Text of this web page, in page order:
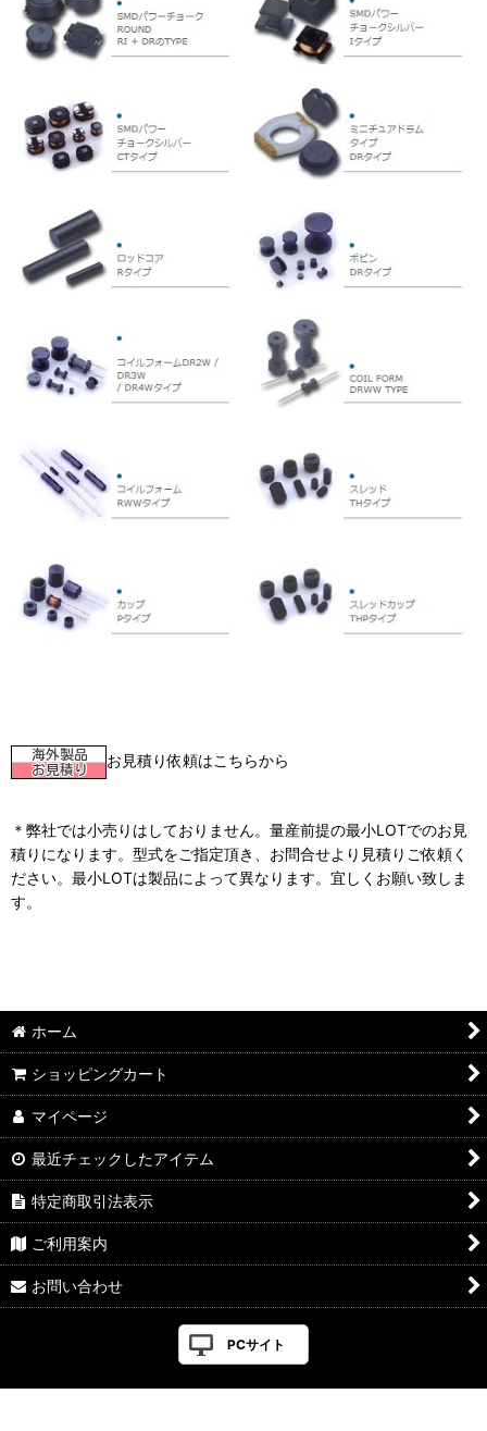
お見積り依頼はこちらから
＊弊社では小売りはしておりません。量産前提の最小LOTでのお見
積りになります。型式をご指定頂き、お問合せより見積りご依頼く
ださい。最小LOTは製品によって異なります。宜しくお願い致しま
す。
ホーム
ショッピングカート
マイページ
最近チェックしたアイテム
特定商取引法表示
ご利用案内
お問い合わせ
PCサイト